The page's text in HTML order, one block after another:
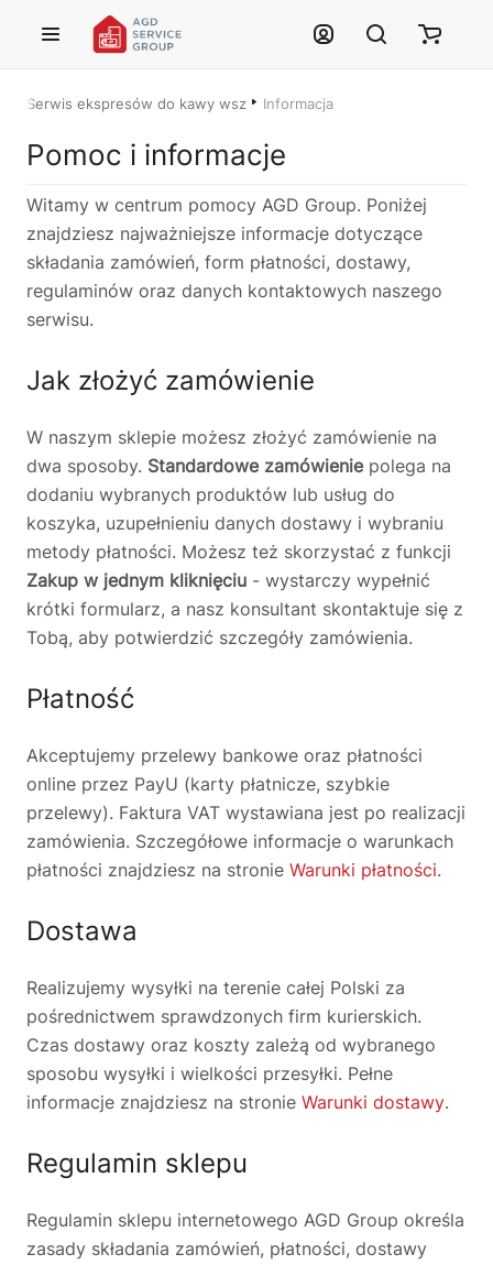
Przejdź do treści głównej
Serwis ekspresów do kawy wszystkich marek – Łódź i cała Polska
Informacja
Pomoc i informacje
Witamy w centrum pomocy AGD Group. Poniżej
znajdziesz najważniejsze informacje dotyczące
składania zamówień, form płatności, dostawy,
regulaminów oraz danych kontaktowych naszego
serwisu.
Jak złożyć zamówienie
W naszym sklepie możesz złożyć zamówienie na
dwa sposoby. Standardowe zamówieniepolega na
dodaniu wybranych produktów lub usług do
koszyka, uzupełnieniu danych dostawy i wybraniu
metody płatności. Możesz też skorzystać z funkcji
Zakup w jednym kliknięciu - wystarczy wypełnić
krótki formularz, a nasz konsultant skontaktuje się z
Tobą, aby potwierdzić szczegóły zamówienia.
Płatność
Akceptujemy przelewy bankowe oraz płatności
online przez PayU (karty płatnicze, szybkie
przelewy). Faktura VAT wystawiana jest po realizacji
zamówienia. Szczegółowe informacje o warunkach
płatności znajdziesz na stronie Warunki płatności.
Dostawa
Realizujemy wysyłki na terenie całej Polski za
pośrednictwem sprawdzonych firm kurierskich.
Czas dostawy oraz koszty zależą od wybranego
sposobu wysyłki i wielkości przesyłki. Pełne
informacje znajdziesz na stronie Warunki dostawy.
Regulamin sklepu
Regulamin sklepu internetowego AGD Group określa
zasady składania zamówień, płatności, dostawy
AGD Group • eksperci od ekspresów
☕
Cześć! Jestem Justyna
Pomogę Ci z ekspresem do kawy — sprawdzenie, naprawa, części
zamienne lub złożenie zamówienia.
💰Ile kosztuje naprawa? ☕Ekspres nie działa
🛠Szukam części 📖 Instrukcja obsługi
🛒Jak kupić w sklepie? Odkamienianie
🗹Reklamacja naprawy 📦Reklamacja towaru